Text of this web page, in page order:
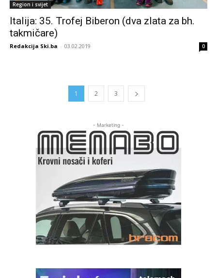
Region i svijet
Italija: 35. Trofej Biberon (dva zlata za bh.
takmičare)
Redakcija Ski.ba - 03.02.2019 0
1 2 3
- Marketing -